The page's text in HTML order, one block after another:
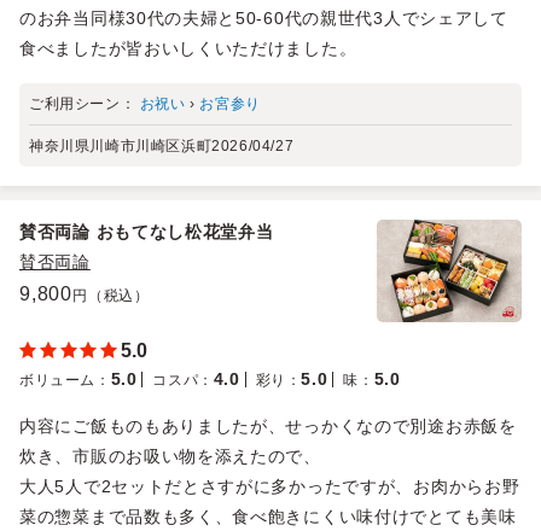
のお弁当同様30代の夫婦と50-60代の親世代3人でシェアして
食べましたが皆おいしくいただけました。
ご利用シーン： お祝い › お宮参り
神奈川県川崎市川崎区浜町2026/04/27
賛否両論 おもてなし松花堂弁当
賛否両論
9,800 円（税込）
5.0
ボリューム ： 5.0 コスパ ： 4.0 彩り ：5.0 味 ： 5.0
内容にご飯ものもありましたが、せっかくなので別途お赤飯を
炊き、市販のお吸い物を添えたので、
大人5人で2セットだとさすがに多かったですが、お肉からお野
菜の惣菜まで品数も多く、食べ飽きにくい味付けでとても美味